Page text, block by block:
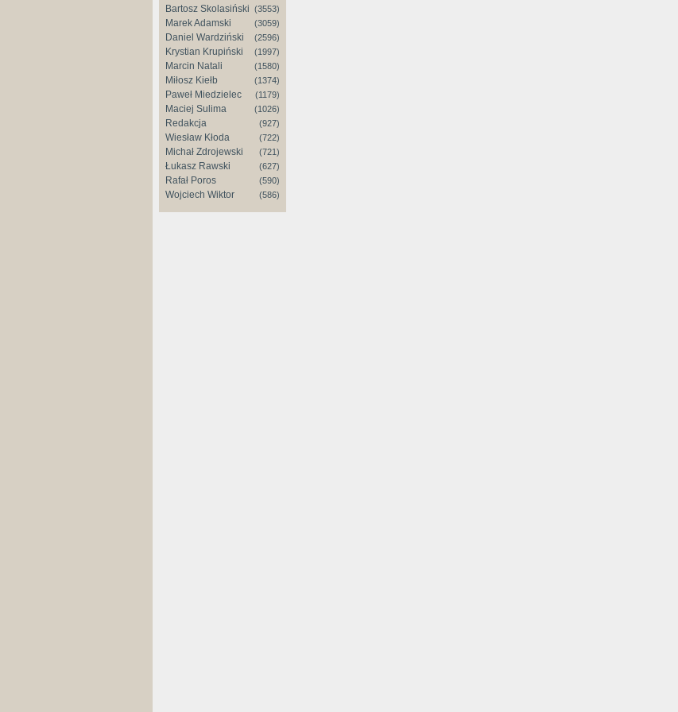
Bartosz Skolasiński (3553)
Marek Adamski (3059)
Daniel Wardziński (2596)
Krystian Krupiński (1997)
Marcin Natali (1580)
Miłosz Kiełb (1374)
Paweł Miedzielec (1179)
Maciej Sulima (1026)
Redakcja (927)
Wiesław Kłoda (722)
Michał Zdrojewski (721)
Łukasz Rawski (627)
Rafał Poros (590)
Wojciech Wiktor (586)